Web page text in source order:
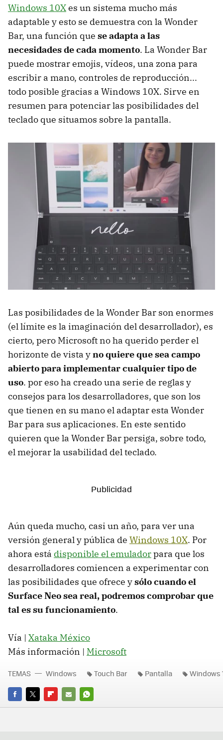
Windows 10Xes un sistema mucho más
adaptable y esto se demuestra con la Wonder
Bar, una función que se adapta a las
necesidades de cada momento. La Wonder Bar
puede mostrar emojis, vídeos, una zona para
escribir a mano, controles de reproducción...
todo posible gracias a Windows 10X. Sirve en
resumen para potenciar las posibilidades del
teclado que situamos sobre la pantalla.
Las posibilidades de la Wonder Bar son enormes
(el límite es la imaginación del desarrollador), es
cierto, pero Microsoft no ha querido perder el
horizonte de vista yno quiere que sea campo
abierto para implementar cualquier tipo de
uso. por eso ha creado una serie de reglas y
consejos para los desarrolladores, que son los
que tienen en su mano el adaptar esta Wonder
Bar para sus aplicaciones. En este sentido
quieren que la Wonder Bar persiga, sobre todo,
el mejorar la usabilidad del teclado.
Aún queda mucho, casi un año, para ver una
versión general y pública de Windows 10X. Por
ahora está disponible el emuladorpara que los
desarrolladores comiencen a experimentar con
las posibilidades que ofrece ysólo cuando el
Surface Neo sea real, podremos comprobar que
tal es su funcionamiento.
Vía | Xataka México
Más información | Microsoft
FACEBOOK
TWITTERFLIPBOARD
E-
WHATSAPP
TEMAS Windows Touch Bar Pantalla Windows